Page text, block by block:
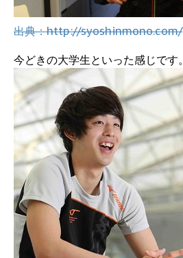
出典：http://syoshinmono.com/
今どきの大学生といった感じです。